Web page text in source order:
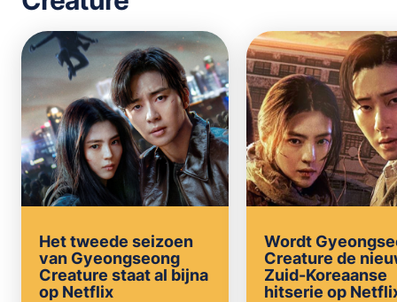
Het tweede seizoen
van Gyeongseong
Creature staat al bijna
op Netflix
Wordt
Creature de
Zuid-Koreaanse
hitserie op